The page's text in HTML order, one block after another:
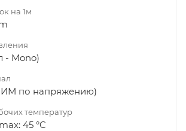
на 1м
- Mono)
по напряжению)
температур
45 °C